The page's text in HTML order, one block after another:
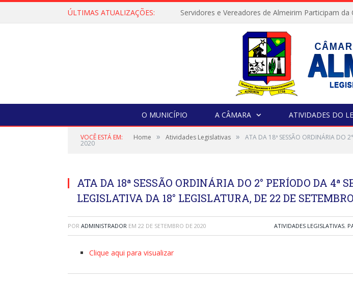
ÚLTIMAS ATUALIZAÇÕES:
O MUNICÍPIO A CÂMARA ATIVIDADES DO
VOCÊ ESTÁ EM: Home » Atividades Legislativas » ATA DA 18ª SESSÃO ORDINÁRIA DO
2020
ATA DA 18ª SESSÃO ORDINÁRIA DO 2° PERÍODO DA 4ª
LEGISLATIVA DA 18° LEGISLATURA, DE 22 DE
POR ADMINISTRADOR EM 22 DE SETEMBRO DE 2020 ATIVIDADES LEGISLATIVAS,
Clique aqui para visualizar